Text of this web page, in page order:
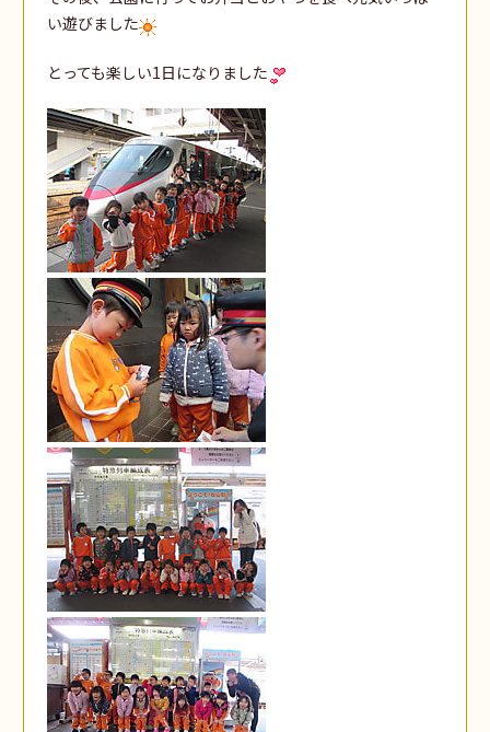
い遊びました
とっても楽しい1日になりました